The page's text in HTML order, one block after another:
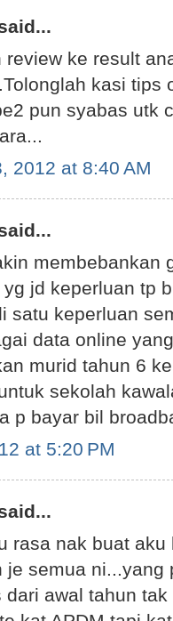
review ke result
kasi tips
pun syabas utk
2012 at 8:40 AM
membebankan
jd keperluan tp
satu keperluan
data online
murid tahun 6
sekolah
p bayar bil
at 5:20 PM
rasa nak buat
je semua ni...yang
dari awal tahun